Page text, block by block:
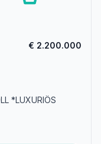
€ 2.200.000
*LUXURIÖS